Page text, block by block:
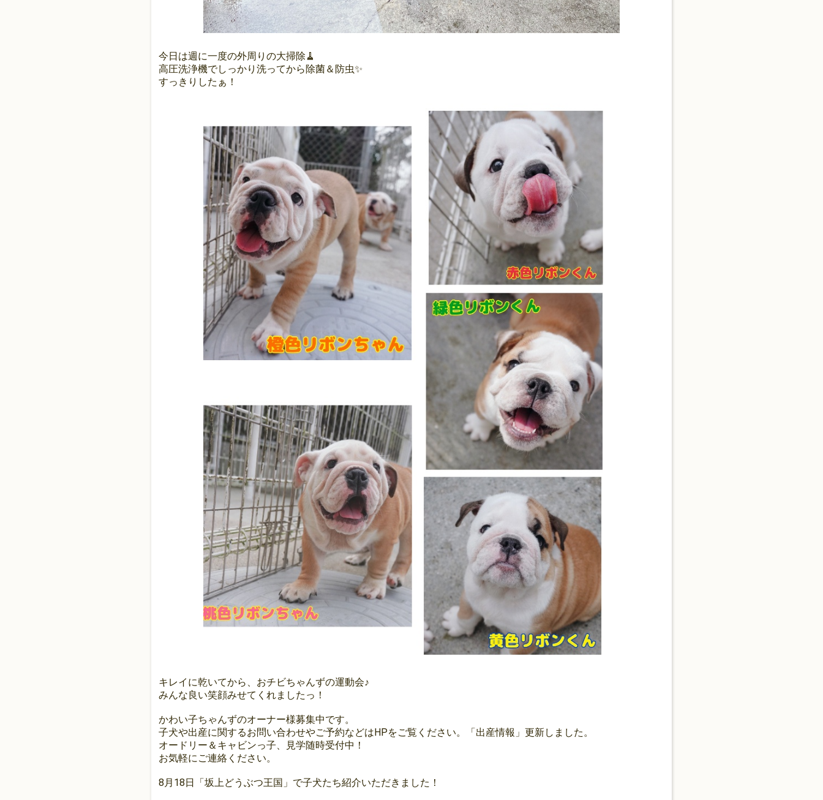
今日は週に一度の外周りの大掃除🧹
高圧洗浄機でしっかり洗ってから除菌＆防虫✨
すっきりしたぁ！
キレイに乾いてから、おチビちゃんずの運動会♪
みんな良い笑顔みせてくれましたっ！
かわい子ちゃんずのオーナー様募集中です。
子犬や出産に関するお問い合わせやご予約などはHPをご覧ください。「出産情報」更新しました。
オードリー＆キャビンっ子、見学随時受付中！
お気軽にご連絡ください。
8月18日「坂上どうぶつ王国」で子犬たち紹介いただきました！